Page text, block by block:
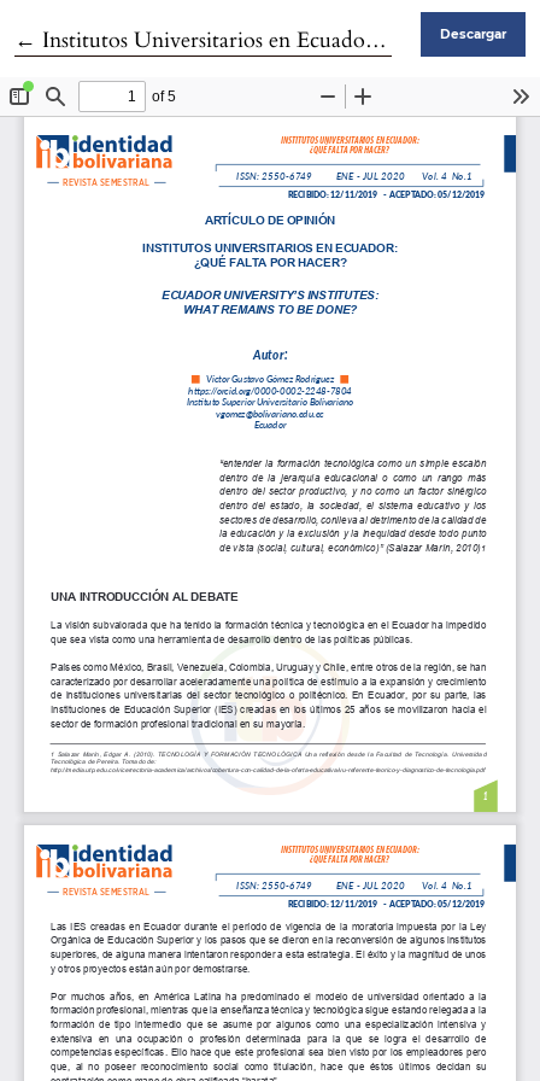
← Volver a los detalles del artículo
Institutos Universitarios en Ecuador: ¿qué falta por hacer? Descargar